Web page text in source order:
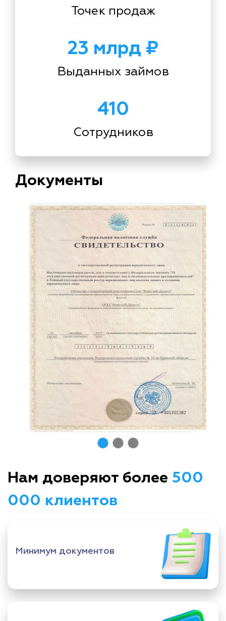
Точек продаж
23 млрд ₽
Выданных займов
410
Сотрудников
Документы
Нам доверяют более 500
000 клиентов
Минимум документов